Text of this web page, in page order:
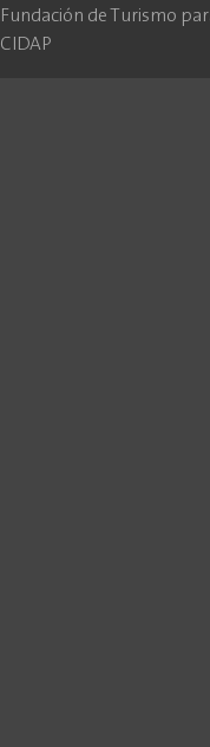
Fundación de Turismo
CIDAP